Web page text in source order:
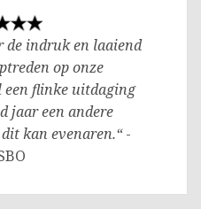
de indruk en laaiend
op onze
een flinke uitdaging
jaar een andere
kan evenaren.“-